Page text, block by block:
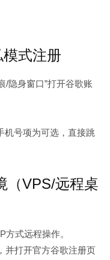
式注册
/隐身窗口”打开谷歌账
机号项为可选，直接跳
（VPS/远程桌
式远程操作。
并打开官方谷歌注册页